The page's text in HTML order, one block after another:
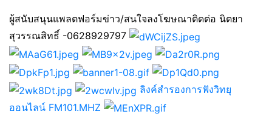
ผู้สนับสนุนแพลตฟอร์มข่าว/สนใจลงโฆษณาติดต่อ นิตยา
สุวรรณสิทธิ์ -0628929797
ลิงค์สำรองการฟังวิทยุ
ออนไลน์ FM101.MHZ